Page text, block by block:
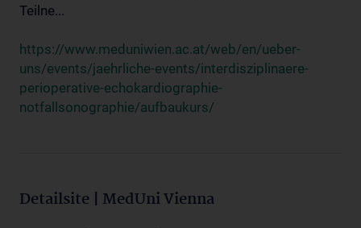
Teilne...
https://www.meduniwien.ac.at/web/en/ueber-
uns/events/jaehrliche-events/interdisziplinaere-
perioperative-echokardiographie-
notfallsonographie/aufbaukurs/
Detailsite | MedUni Vienna